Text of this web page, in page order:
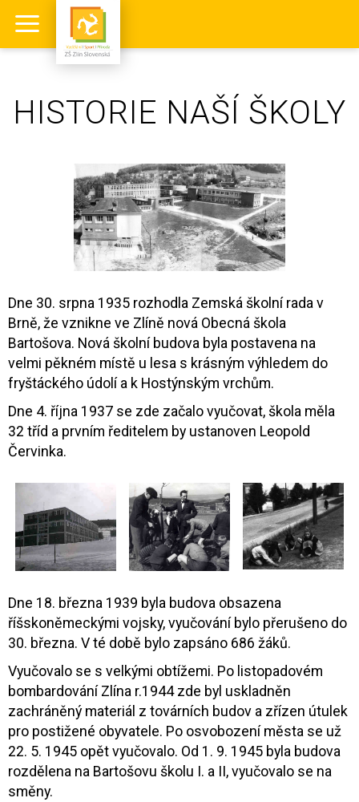
HISTORIE NAŠÍ ŠKOLY
Dne 30. srpna 1935 rozhodla Zemská školní rada v
Brně, že vznikne ve Zlíně nová Obecná škola
Bartošova. Nová školní budova byla postavena na
velmi pěkném místě u lesa s krásným výhledem do
fryštáckého údolí a k Hostýnským vrchům.
Dne 4. října 1937 se zde začalo vyučovat, škola měla
32 tříd a prvním ředitelem by ustanoven Leopold
Červinka.
Dne 18. března 1939 byla budova obsazena
říšskoněmeckými vojsky, vyučování bylo přerušeno do
30. března. V té době bylo zapsáno 686 žáků.
Vyučovalo se s velkými obtížemi. Po listopadovém
bombardování Zlína r.1944 zde byl uskladněn
zachráněný materiál z továrních budov a zřízen útulek
pro postižené obyvatele. Po osvobození města se už
22. 5. 1945 opět vyučovalo. Od 1. 9. 1945 byla budova
rozdělena na Bartošovu školu I. a II, vyučovalo se na
směny.